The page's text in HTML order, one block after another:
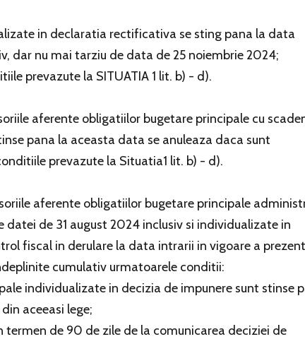
in declaratia rectificativa se sting pana la data
dar nu mai tarziu de data de 25 noiembrie 2024;
prevazute la SITUATIA 1 lit. b) - d).
aferente obligatiilor bugetare principale cu
pana la aceasta data se anuleaza daca sunt
prevazute la Situatia1 lit. b) - d).
aferente obligatiilor bugetare principale
de 31 august 2024 inclusiv si individualizate in
fiscal in derulare la data intrarii in vigoare a
cumulativ urmatoarele conditii:
individualizate in decizia de impunere sunt stinse
aceeasi lege;
termen de 90 de zile de la comunicarea deciziei de